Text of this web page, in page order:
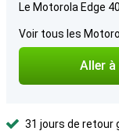
Le Motorola Edge
Voir tous les
Aller
31 jours de retour